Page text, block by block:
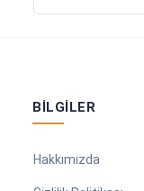
BILGILER
Hakkımızda